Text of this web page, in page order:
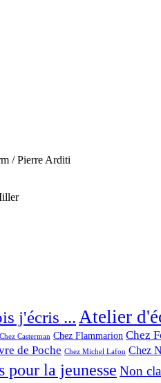
/ Pierre Arditi
j'écris ...Atelier
Chez Casterman Chez Flammarion Chez
de Poche Chez Michel Lafon Chez
pour la jeunesse Non